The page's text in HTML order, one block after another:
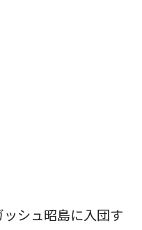
シュ昭島に入団す